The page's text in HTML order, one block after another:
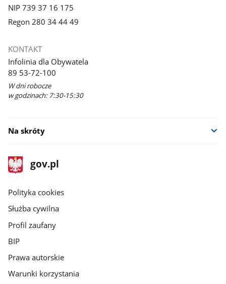
NIP 739 37 16 175
Regon 280 34 44 49
KONTAKT
Infolinia dla Obywatela
89 53-72-100
W dni robocze
w godzinach: 7:30-15:30
Na skróty
stopka
gov.pl
Strona
gov.pl
gov.pl
Polityka cookies
Służba cywilna
Profil zaufany
BIP
Prawa autorskie
Warunki korzystania